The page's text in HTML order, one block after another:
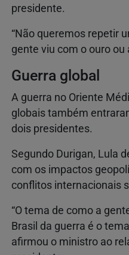
presidente.
“Não queremos repetir
gente viu com o ouro ou
Guerra global
A guerra no Oriente
globais também
dois presidentes.
Segundo Durigan, Lula
com os impactos
conflitos internacionais
“O tema de como a
Brasil da guerra é o
afirmou o ministro ao